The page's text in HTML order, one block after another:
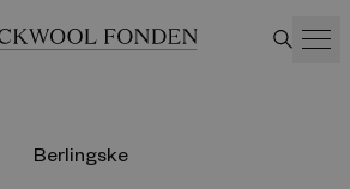
Berlingske